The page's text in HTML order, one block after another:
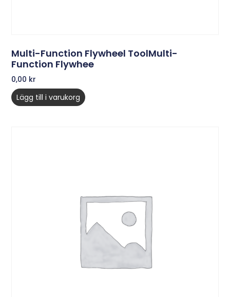
Multi-Function Flywheel ToolMulti-
Function Flywhee
0,00 kr
Lägg till i varukorg